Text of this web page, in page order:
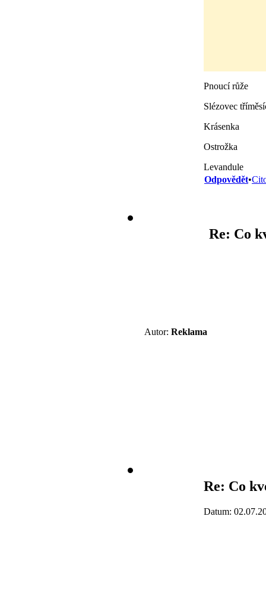
Pnoucí růže
Slézovec
Krásenka
Ostrožka
Levandule
Odpovědět•
Autor: Reklama
Re: Co
Re: Co
Datum: